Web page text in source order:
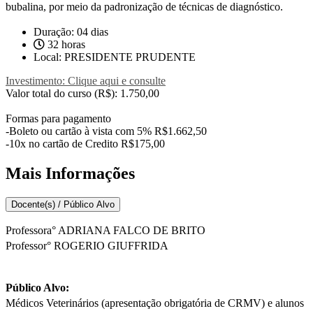
bubalina, por meio da padronização de técnicas de diagnóstico.
Duração: 04 dias
32 horas
Local: PRESIDENTE PRUDENTE
Investimento: Clique aqui e consulte
Valor total do curso (R$): 1.750,00
Formas para pagamento
-Boleto ou cartão à vista com 5% R$1.662,50
-10x no cartão de Credito R$175,00
Mais Informações
Docente(s) / Público Alvo
Professora° ADRIANA FALCO DE BRITO
Professor° ROGERIO GIUFFRIDA
Público Alvo:
Médicos Veterinários (apresentação obrigatória de CRMV) e alunos